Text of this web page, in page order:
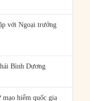
với Ngoại trưởng
Bình Dương
hiểm quốc gia